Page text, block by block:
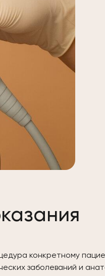
конкретному
заболеваний и